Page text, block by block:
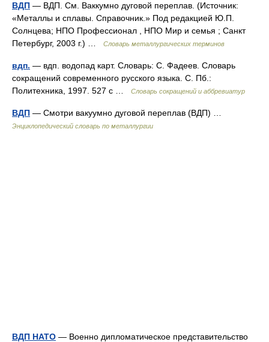
ВДП — ВДП. См. Ваккумно дуговой переплав. (Источник:
«Металлы и сплавы. Справочник.» Под редакцией Ю.П.
Солнцева; НПО Профессионал , НПО Мир и семья ; Санкт
Петербург, 2003 г.) …
Словарь металлургических терминов
вдп. — вдп. водопад карт. Словарь: С. Фадеев. Словарь
сокращений современного русского языка. С. Пб.:
Политехника, 1997. 527 с …
Словарь сокращений и аббревиатур
ВДП — Смотри вакуумно дуговой переплав (ВДП) …
Энциклопедический словарь по металлургии
ВДП НАТО — Военно дипломатическое представительство